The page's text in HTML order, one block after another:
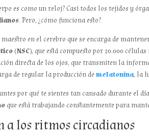
es como un reloj? Casi todos los tejidos y
. Pero, ¿cómo funciona esto?
en el cerebro que se encarga de
(NSC), que está compuesto por 20.000
directa de los ojos, que transmiten la
de regular la producción demelatonina, la
por qué te sientes tan cansado durante el
que está trabajando constantemente para
a los ritmos circadianos